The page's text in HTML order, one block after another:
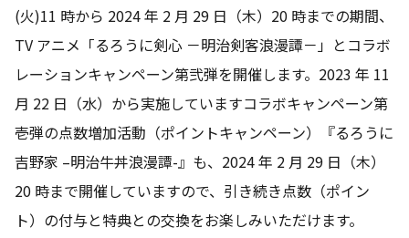
牛丼のこだわり 吉野家の歴史
(火)11 時から 2024 年 2 月 29 日（木）20 時までの期間、
TV アニメ「るろうに剣心 －明治剣客浪漫譚－」とコラボ
レーションキャンペーン第弐弾を開催します。2023 年 11
月 22 日（水）から実施していますコラボキャンペーン第
壱弾の点数増加活動（ポイントキャンペーン）『るろうに
吉野家 –明治牛丼浪漫譚-』も、2024 年 2 月 29 日（木）
20 時まで開催していますので、引き続き点数（ポイン
ト）の付与と特典との交換をお楽しみいただけます。